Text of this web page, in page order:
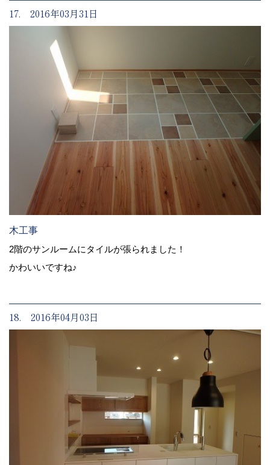
17. 2016年03月31日
木工事
2階のサンルームにタイルが張られました！
かわいいですね♪
18. 2016年04月03日